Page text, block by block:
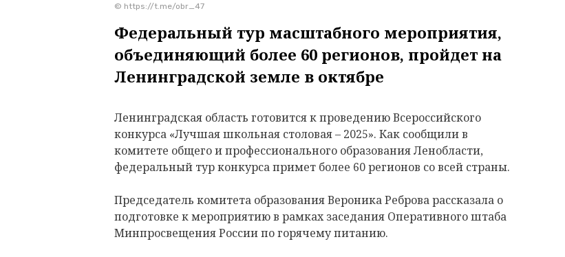
© https://t.me/obr_47
Федеральный тур масштабного мероприятия,
объединяющий более 60 регионов, пройдет на
Ленинградской земле в октябре
Ленинградская область готовится к проведению Всероссийского
конкурса «Лучшая школьная столовая – 2025». Как сообщили в
комитете общего и профессионального образования Ленобласти,
федеральный тур конкурса примет более 60 регионов со всей страны.
Председатель комитета образования Вероника Реброва рассказала о
подготовке к мероприятию в рамках заседания Оперативного штаба
Минпросвещения России по горячему питанию.